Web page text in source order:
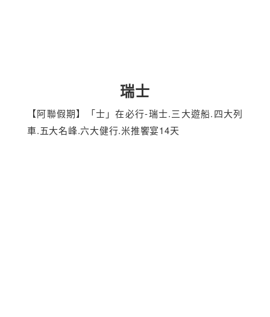
瑞士
【阿聯假期】「士」在必行-瑞士.三大遊船.四大列
車.五大名峰.六大健行.米推饗宴14天